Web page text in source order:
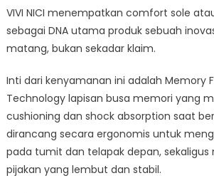
VIVI NICI menempatkan comfort sole
sebagai DNA utama produk sebuah
matang, bukan sekadar klaim.
Inti dari kenyamanan ini adalah Memory
Technology lapisan busa memori yang
cushioning dan shock absorption saat
dirancang secara ergonomis untuk
pada tumit dan telapak depan, sekaligus
pijakan yang lembut dan stabil.